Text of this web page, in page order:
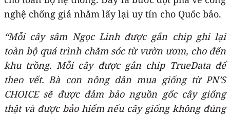
nghệ chống giả nhằm lấy lại uy tín cho Quốc bảo.
“Mỗi cây sâm Ngọc Linh được gắn chip ghi lại
toàn bộ quá trình chăm sóc từ vườn ươm, cho đến
khu trồng. Mỗi cây được gắn chip TrueData để
theo vết. Bà con nông dân mua giống từ PN’S
CHOICE sẽ được đảm bảo nguồn gốc cây giống
thật và được bảo hiểm nếu cây giống không đúng